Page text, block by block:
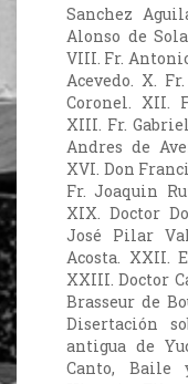
Sanchez
Alonso de
VIII. Fr.
Acevedo. X.
Coronel. XII.
XIII. Fr.
Andres de
XVI. Don
Fr. Joaquin
XIX. Doctor
José Pilar
Acosta. XXII.
XXIII. Doctor
Brasseur de
Disertación
antigua de
Canto, Baile